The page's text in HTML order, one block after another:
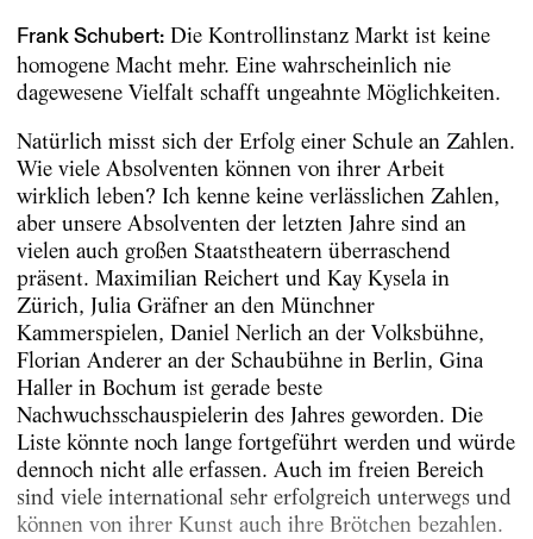
Frank Schubert:Die Kontrollinstanz Markt ist keine
homogene Macht mehr. Eine wahrscheinlich nie
dagewesene Vielfalt schafft ungeahnte Möglichkeiten.
Natürlich misst sich der Erfolg einer Schule an Zahlen.
Wie viele Absolventen können von ihrer Arbeit
wirklich leben? Ich kenne keine verlässlichen Zahlen,
aber unsere Absolventen der letzten Jahre sind an
vielen auch großen Staatstheatern überraschend
präsent. Maximilian Reichert und Kay Kysela in
Zürich, Julia Gräfner an den Münchner
Kammerspielen, Daniel Nerlich an der Volksbühne,
Florian Anderer an der Schaubühne in Berlin, Gina
Haller in Bochum ist gerade beste
Nachwuchsschauspielerin des Jahres geworden. Die
Liste könnte noch lange fortgeführt werden und würde
dennoch nicht alle erfassen. Auch im freien Bereich
sind viele international sehr erfolgreich unterwegs und
können von ihrer Kunst auch ihre Brötchen bezahlen.